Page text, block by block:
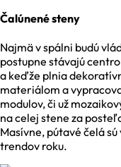
Čalúnené steny
Najmä v spálni budú
postupne stávajú
a keďže plnia
materiálom a
modulov, či už
na celej stene za
Masívne, pútavé čelá
trendov roku.